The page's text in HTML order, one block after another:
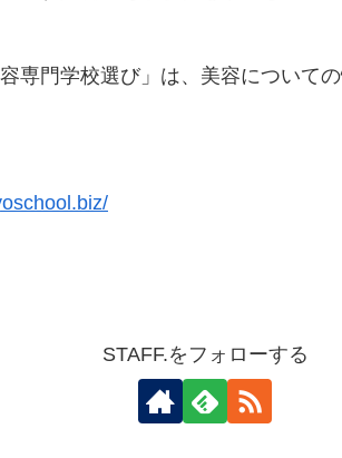
専門学校選び」は、美容について
STAFF.をフォローする